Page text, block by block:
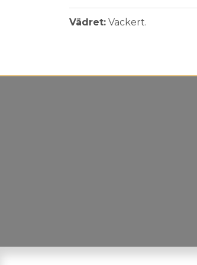
Vädret: Vackert.